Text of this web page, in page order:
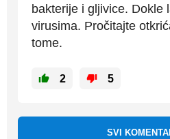
bakterije i gljivice. Dokle
virusima. Pročitajte
tome.
2 5
SVI